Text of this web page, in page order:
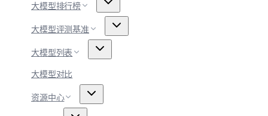
大模型排行榜
大模型评测基准
大模型列表
大模型对比
资源中心